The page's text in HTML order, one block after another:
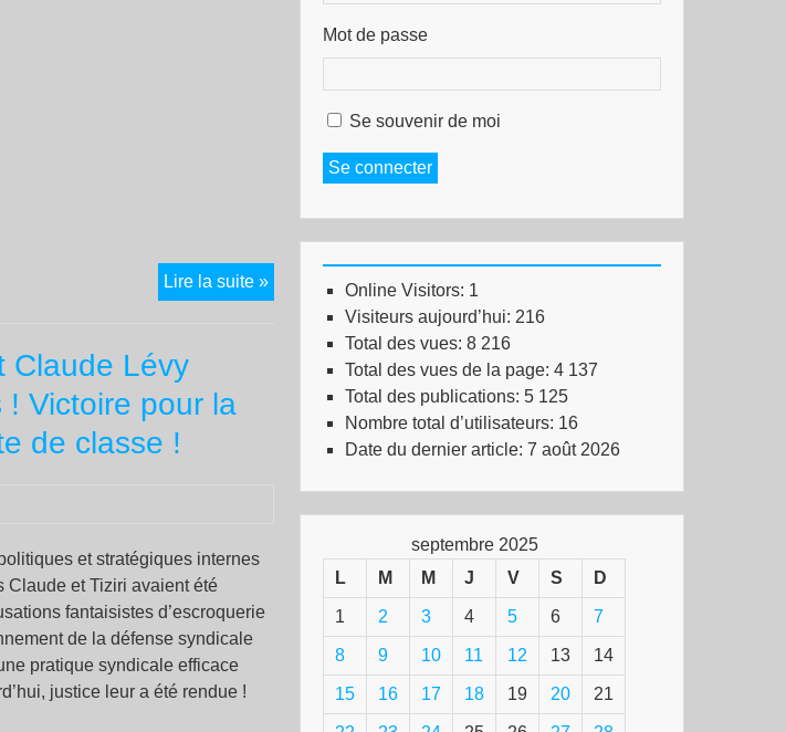
Lire la suite »Les
prisons
espagnoles,
françaises
Claude Lévy
! Victoire pour la
de classe !
et stratégiques internes
Claude et Tiziri avaient été
fantaisistes d’escroquerie
de la défense syndicale
pratique syndicale efficace
justice leur a été rendue !
Mot de passe
Se souvenir de moi
Se connecter
Online Visitors: 1
Visiteurs aujourd’hui: 216
Total des vues: 8 216
Total des vues de la page: 4 137
Total des publications: 5 125
Nombre total d’utilisateurs: 16
Date du dernier article: 7 août 2026
septembre 2025
L
M M J V S D
1 2 3 4 5 6 7
8 9 10 11 12 13 14
15 16 17 18 19 20 21